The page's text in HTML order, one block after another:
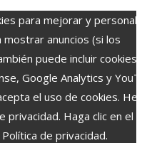
para mejorar y
anuncios (si los
puede incluir cookies
Google Analytics y
el uso de cookies.
privacidad. Haga clic en el
de privacidad.